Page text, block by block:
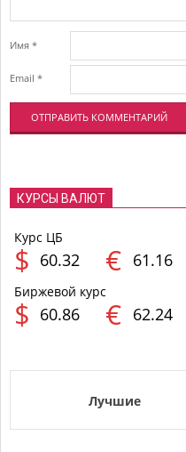
Имя *
Email *
КУРСЫ ВАЛЮТ
Курс ЦБ
$ 60.32 € 61.16
Биржевой курс
$ 60.86 € 62.24
Лучшие